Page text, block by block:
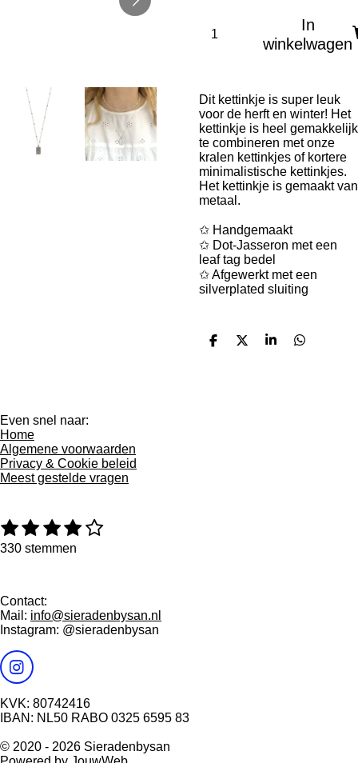
In
winkelwagen
Dit kettinkje is super leuk
voor de herft en winter! Het
kettinkje is heel gemakkelijk
te combineren met onze
kralen kettinkjes of kortere
minimalistische kettinkjes.
Het kettinkje is gemaakt van
metaal.
✩ Handgemaakt
✩ Dot-Jasseron met een
leaf tag bedel
✩ Afgewerkt met een
silverplated sluiting
D
D
S
D
Even snel naar:
Home
Algemene voorwaarden
Privacy & Cookie beleid
Meest gestelde vragen
R
a
t
g
:
4
0
9
0
9
0
9
0
9
1
s
r
2
s
r
r
e
n
3
s
r
r
4
s
r
e
5
r
S
n
330 stemmen
Contact:
Mail: info@sieradenbysan.nl
Instagram: @sieradenbysan
I
s
t
g
KVK: 80742416
IBAN: NL50 RABO 0325 6595 83
© 2020 - 2026 Sieradenbysan